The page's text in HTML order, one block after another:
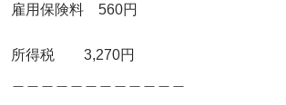
雇用保険料 560円
所得税 3,270円